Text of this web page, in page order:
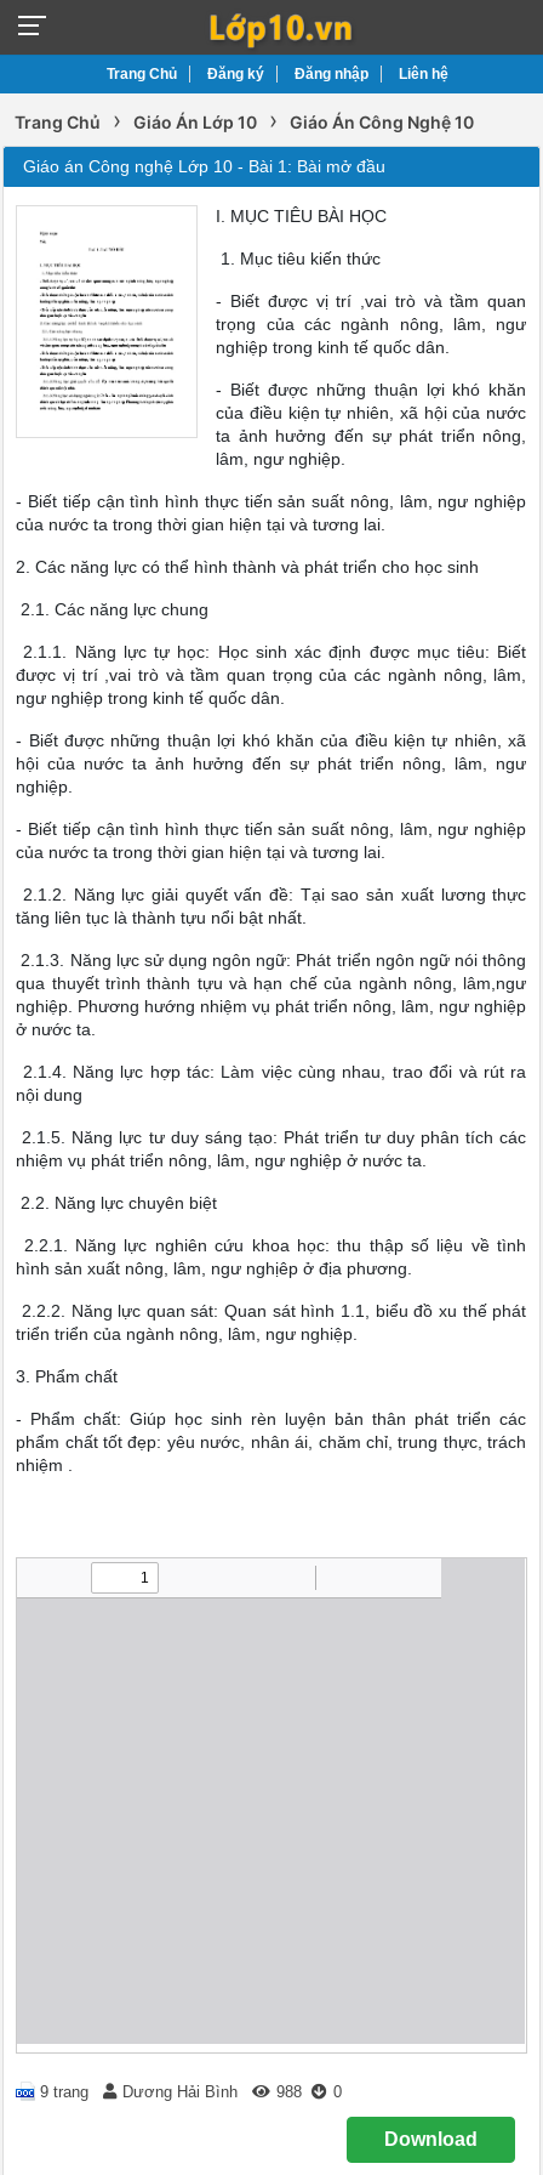
Trang Chủ Đăng ký Đăng nhập Liên hệ
Trang Chủ › Giáo Án Lớp 10 › Giáo Án Công Nghệ 10
Giáo án Công nghệ Lớp 10 - Bài 1: Bài mở đầu
I. MỤC TIÊU BÀI HỌC
1. Mục tiêu kiến thức
- Biết được vị trí ,vai trò và tầm quan
trọng của các ngành nông, lâm, ngư
nghiệp trong kinh tế quốc dân.
- Biết được những thuận lợi khó khăn
của điều kiện tự nhiên, xã hội của nước
ta ảnh hưởng đến sự phát triển nông,
lâm, ngư nghiệp.
- Biết tiếp cận tình hình thực tiến sản suất nông, lâm, ngư nghiệp
của nước ta trong thời gian hiện tại và tương lai.
2. Các năng lực có thể hình thành và phát triển cho học sinh
2.1. Các năng lực chung
2.1.1. Năng lực tự học: Học sinh xác định được mục tiêu: Biết
được vị trí ,vai trò và tầm quan trọng của các ngành nông, lâm,
ngư nghiệp trong kinh tế quốc dân.
- Biết được những thuận lợi khó khăn của điều kiện tự nhiên, xã
hội của nước ta ảnh hưởng đến sự phát triển nông, lâm, ngư
nghiệp.
- Biết tiếp cận tình hình thực tiến sản suất nông, lâm, ngư nghiệp
của nước ta trong thời gian hiện tại và tương lai.
2.1.2. Năng lực giải quyết vấn đề: Tại sao sản xuất lương thực
tăng liên tục là thành tựu nổi bật nhất.
2.1.3. Năng lực sử dụng ngôn ngữ: Phát triển ngôn ngữ nói thông
qua thuyết trình thành tựu và hạn chế của ngành nông, lâm,ngư
nghiệp. Phương hướng nhiệm vụ phát triển nông, lâm, ngư nghiệp
ở nước ta.
2.1.4. Năng lực hợp tác: Làm việc cùng nhau, trao đổi và rút ra
nội dung
2.1.5. Năng lực tư duy sáng tạo: Phát triển tư duy phân tích các
nhiệm vụ phát triển nông, lâm, ngư nghiệp ở nước ta.
2.2. Năng lực chuyên biệt
2.2.1. Năng lực nghiên cứu khoa học: thu thập số liệu về tình
hình sản xuất nông, lâm, ngư nghịêp ở địa phương.
2.2.2. Năng lực quan sát: Quan sát hình 1.1, biểu đồ xu thế phát
triển triển của ngành nông, lâm, ngư nghiệp.
3. Phẩm chất
- Phẩm chất: Giúp học sinh rèn luyện bản thân phát triển các
phẩm chất tốt đẹp: yêu nước, nhân ái, chăm chỉ, trung thực, trách
nhiệm .
9 trang Dương Hải Bình 988 0
Download